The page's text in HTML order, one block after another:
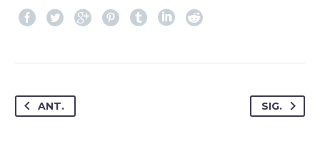
ANT. SIG.